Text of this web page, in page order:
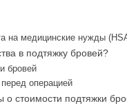
на медицинские нужды
в подтяжку бровей?
бровей
операцией
стоимости подтяжки